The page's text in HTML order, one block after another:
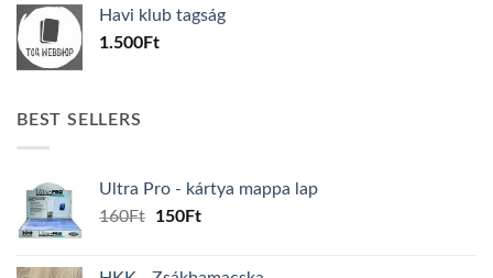
600Ft.100Ft.
Havi klub tagság
1.500Ft
BEST SELLERS
Ultra Pro - kártya mappa lap
160Ft
Original
150FtCurrent